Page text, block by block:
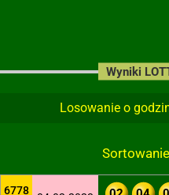
Losowanie o
Wyniki
6778